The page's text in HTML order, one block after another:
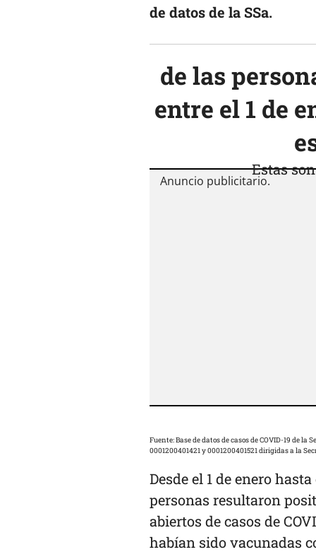
de datos de la SSa.
de las
entre el 1 de
Estas
Fuente: Base de datos de casos de COVID-19 de la Secretaría de Salud y respuestas a las solicitudes de información con folios
0001200401421 y 0001200401521 dirigidas a la
Desde el 1 de enero
personas resultaron
abiertos de casos de
habían sido vacunadas